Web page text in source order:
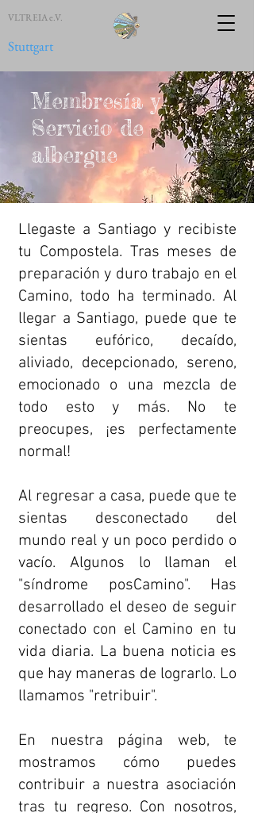
VLTREIA e.V.
Stuttgart
Membresía y
Servicio de
albergue
Llegaste a Santiago y recibiste
tu Compostela. Tras meses de
preparación y duro trabajo en el
Camino, todo ha terminado. Al
llegar a Santiago, puede que te
sientas eufórico, decaído,
aliviado, decepcionado, sereno,
emocionado o una mezcla de
todo esto y más. No te
preocupes, ¡es perfectamente
normal!
Al regresar a casa, puede que te
sientas desconectado del
mundo real y un poco perdido o
vacío. Algunos lo llaman el
"síndrome posCamino". Has
desarrollado el deseo de seguir
conectado con el Camino en tu
vida diaria. La buena noticia es
que hay maneras de lograrlo. Lo
llamamos "retribuir".
En nuestra página web, te
mostramos cómo puedes
contribuir a nuestra asociación
tras tu regreso. Con nosotros,